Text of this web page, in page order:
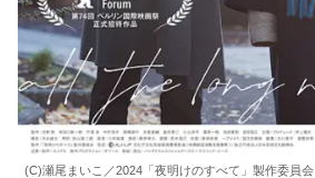
(C)瀬尾まいこ／2024「夜明けのすべて」製作委員会